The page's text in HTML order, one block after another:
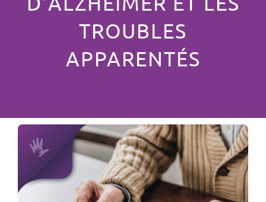
TROUBLES
APPARENTÉS